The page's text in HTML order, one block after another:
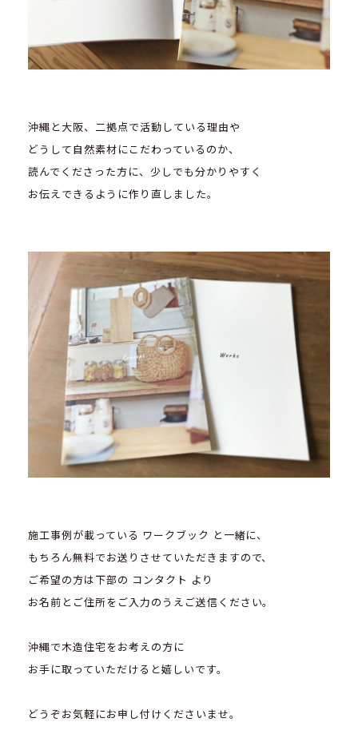
沖縄と大阪、二拠点で活動している理由や
どうして自然素材にこだわっているのか、
読んでくださった方に、少しでも分かりやすく
お伝えできるように作り直しました。
施工事例が載っている ワークブック と一緒に、
もちろん無料でお送りさせていただきますので、
ご希望の方は下部の コンタクト より
お名前とご住所をご入力のうえご送信ください。
沖縄で木造住宅をお考えの方に
お手に取っていただけると嬉しいです。
どうぞお気軽にお申し付けくださいませ。